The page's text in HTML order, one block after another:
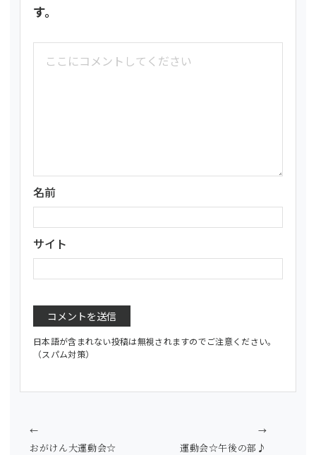
す。
名前
サイト
日本語が含まれない投稿は無視されますのでご注意ください。
（スパム対策）
おがけん大運動会☆
←
運動会☆午後の部♪
→